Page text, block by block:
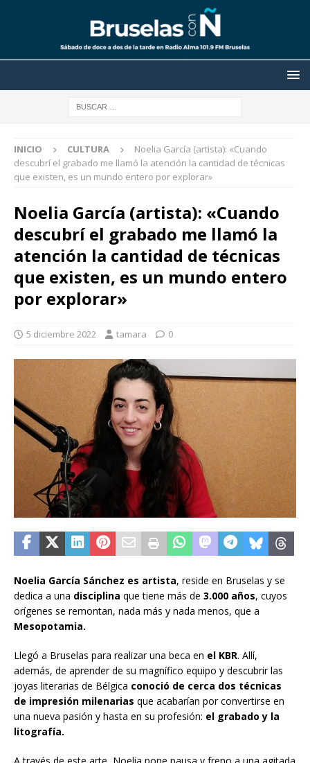
INICIO CULTURA
Noelia García (artista): «Cuando
descubrí el grabado me llamó la atención la cantidad de técnicas
que existen, es un mundo entero por explorar»
Noelia García (artista): «Cuando
descubrí el grabado me llamó la
atención la cantidad de técnicas
que existen, es un mundo entero
por explorar»
5 diciembre 2022 tamara 0
Noelia García Sánchez es artista, reside en Bruselas y se
dedica a una disciplina que tiene más de 3.000 años, cuyos
orígenes se remontan, nada más y nada menos, que a
Mesopotamia.
Llegó a Bruselas para realizar una beca en el KBR. Allí,
además, de aprender de su magnífico equipo y descubrir las
joyas literarias de Bélgica conoció de cerca dos técnicas
de impresión milenarias que acabarían por convertirse en
una nueva pasión y hasta en su profesión: el grabado y la
litografía.